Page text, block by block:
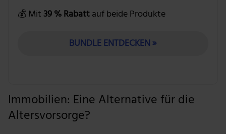
💰 Mit 39 % Rabattauf beide Produkte
BUNDLE ENTDECKEN »
Immobilien: Eine Alternative für die
Altersvorsorge?